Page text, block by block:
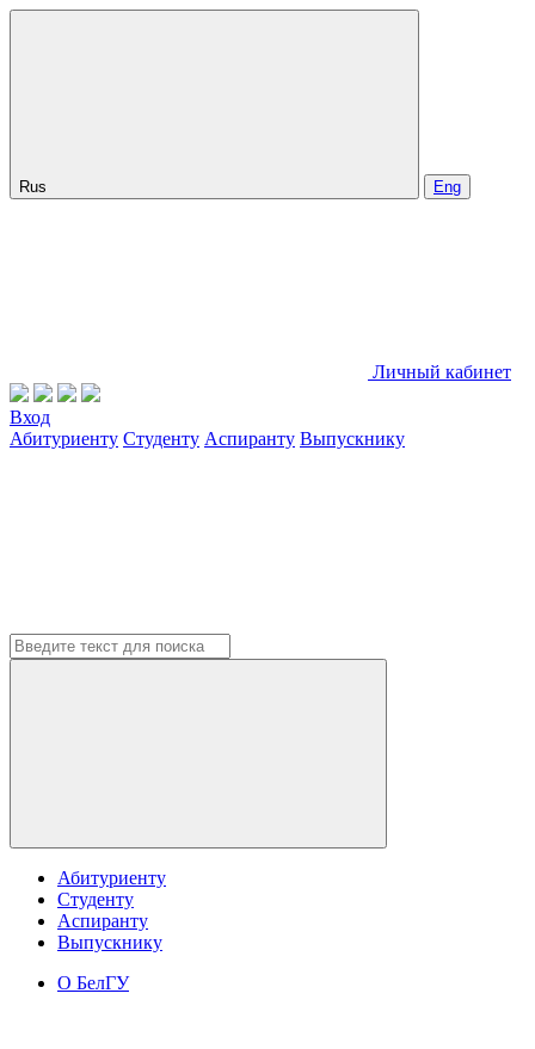
Rus Eng
Личный кабинет
Вход
Абитуриенту Студенту Аспиранту Выпускнику
Абитуриенту
Студенту
Аспиранту
Выпускнику
О БелГУ